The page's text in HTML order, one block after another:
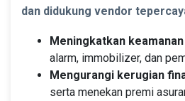
dan didukung vendor
Meningkatkan
alarm, immobilizer, dan
Mengurangi kerugian
serta menekan premi